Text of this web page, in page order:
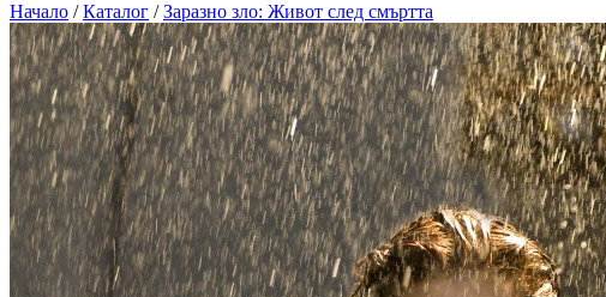
Начало / Каталог / Заразно зло: Живот след смъртта